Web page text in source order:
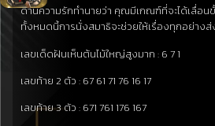
ด้านความรักทำนายว่า คุณมีเกณฑ์ที่จะได้เลื่อ
ทั้งหมดนี้การนั่งสมาธิจะช่วยให้เรื่องทุกอย่างส่
เลขเด็ดฝันเห็นต้นไม้ใหญ่สูงมาก : 6 7 1
เลขท้าย 2 ตัว : 67 61 71 76 16 17
เลขท้าย 3 ตัว : 671 761 176 167